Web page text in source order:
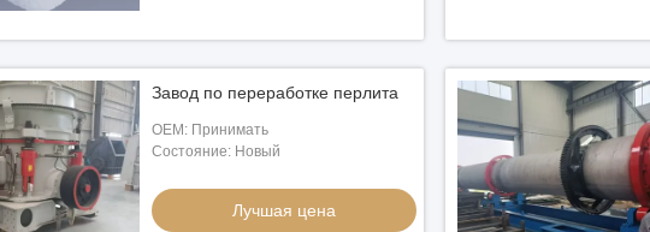
Завод по переработке перлита
OEM: Принимать
Состояние: Новый
Лучшая цена